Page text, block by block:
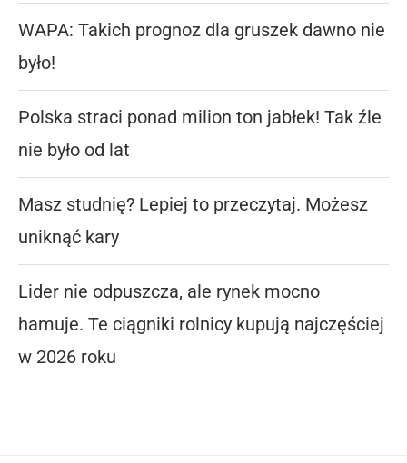
WAPA: Takich prognoz dla gruszek dawno nie
było!
Polska straci ponad milion ton jabłek! Tak źle
nie było od lat
Masz studnię? Lepiej to przeczytaj. Możesz
uniknąć kary
Lider nie odpuszcza, ale rynek mocno
hamuje. Te ciągniki rolnicy kupują najczęściej
w 2026 roku